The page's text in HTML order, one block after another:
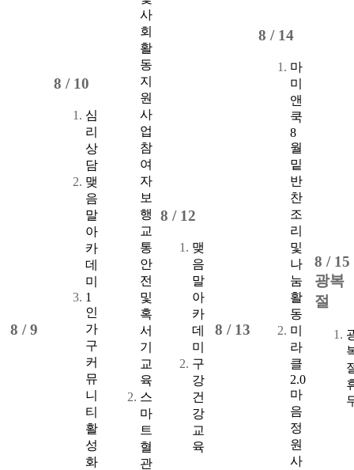
8 /9
8 / 10
심
리
상
담
맺
음
말
아
카
데
미
1
인
가
구
커
뮤
니
티
활
성
화
사
회
활
동
지
원
사
업
참
여
자
보
행
교
통
안
전
및
혹
서
기
교
육
스
마
트
혈
관
8 / 12
맺
음
말
아
카
데
미
구
강
건
강
교
육
8 / 13
8 / 14
마
미
앤
쿡
8
월
밑
반
찬
조
리
및
나
눔
활
동
미
라
클
2.0
마
음
정
원
사
8 / 15
광복
절